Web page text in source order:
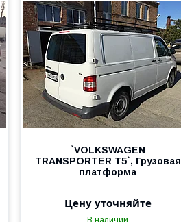
`VOLKSWAGEN
TRANSPORTER T5`, Грузовая
платформа
Цену уточняйте
В наличии